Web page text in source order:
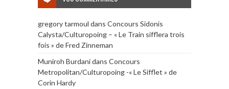
gregory tarmoul dans Concours Sidonis
Calysta/Culturopoing – « Le Train sifflera trois
fois » de Fred Zinneman
Muniroh Burdanidans Concours
Metropolitan/Culturopoing -« Le Sifflet » de
Corin Hardy